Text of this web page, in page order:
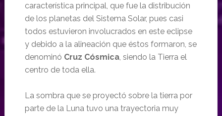
característica principal, que fue la distribución
de los planetas del Sistema Solar, pues casi
todos estuvieron involucrados en este eclipse
y debido a la alineación que éstos formaron, se
denominó Cruz Cósmica, siendo la Tierra el
centro de toda ella.
La sombra que se proyectó sobre la tierra por
parte de la Luna tuvo una trayectoria muy